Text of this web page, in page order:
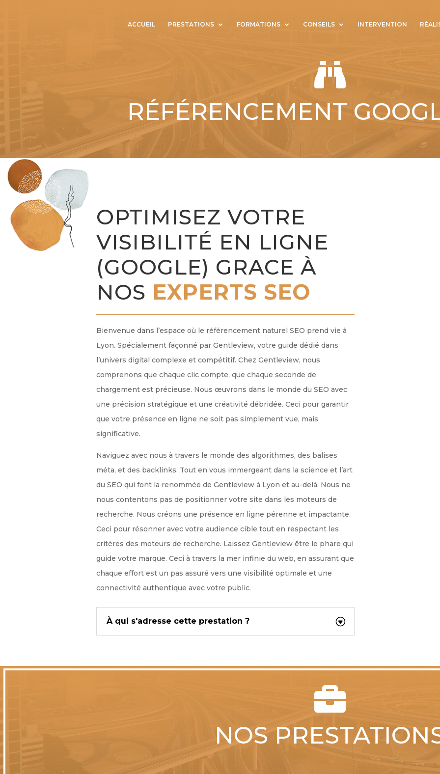
ACCUEIL PRESTATIONS FORMATIONS CONSEILS INTERVENTION

RÉFÉRENCEMENT
OPTIMISEZ VOTRE
VISIBILITÉ EN LIGNE
(GOOGLE) GRACE À
NOS EXPERTS SEO
Bienvenue dans l’espace où le référencement naturel SEO prend vie à
Lyon. Spécialement façonné par Gentleview, votre guide dédié dans
l’univers digital complexe et compétitif. Chez Gentleview, nous
comprenons que chaque clic compte, que chaque seconde de
chargement est précieuse. Nous œuvrons dans le monde du SEO avec
une précision stratégique et une créativité débridée. Ceci pour garantir
que votre présence en ligne ne soit pas simplement vue, mais
significative.
Naviguez avec nous à travers le monde des algorithmes, des balises
méta, et des backlinks. Tout en vous immergeant dans la science et l’art
du SEO qui font la renommée de Gentleview à Lyon et au-delà. Nous ne
nous contentons pas de positionner votre site dans les moteurs de
recherche. Nous créons une présence en ligne pérenne et impactante.
Ceci pour résonner avec votre audience cible tout en respectant les
critères des moteurs de recherche. Laissez Gentleview être le phare qui
guide votre marque. Ceci à travers la mer infinie du web, en assurant que
chaque effort est un pas assuré vers une visibilité optimale et une
connectivité authentique avec votre public.
À qui s'adresse cette prestation ?

NOS